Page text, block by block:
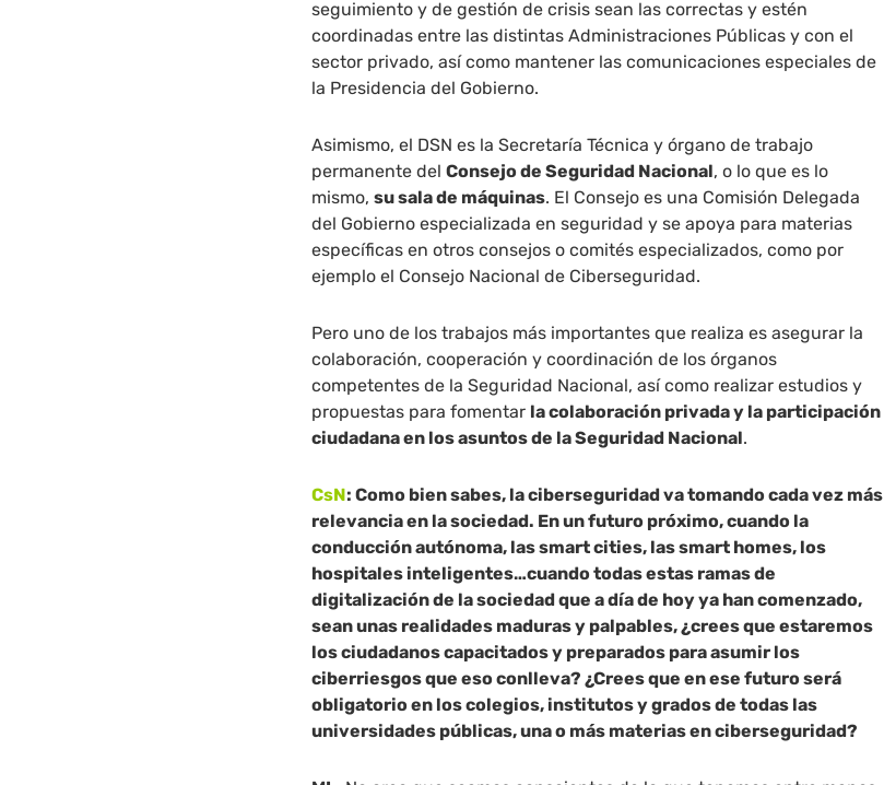
seguimiento y de gestión de crisis sean las correctas y estén
coordinadas entre las distintas Administraciones Públicas y con el
sector privado, así como mantener las comunicaciones especiales de
la Presidencia del Gobierno.
Asimismo, el DSN es la Secretaría Técnica y órgano de trabajo
permanente delConsejo de Seguridad Nacional, o lo que es lo
mismo,su sala de máquinas. El Consejo es una Comisión Delegada
del Gobierno especializada en seguridad y se apoya para materias
específicas en otros consejos o comités especializados, como por
ejemplo el Consejo Nacional de Ciberseguridad.
Pero uno de los trabajos más importantes que realiza es asegurar la
colaboración, cooperación y coordinación de los órganos
competentes de la Seguridad Nacional, así como realizar estudios y
propuestas para fomentar la colaboración privada y la participación
ciudadana en los asuntos de la Seguridad Nacional.
CsN: Como bien sabes, la ciberseguridad va tomando cada vez más
relevancia en la sociedad. En un futuro próximo, cuando la
conducción autónoma, las smart cities, las smart homes, los
hospitales inteligentes…cuando todas estas ramas de
digitalización de la sociedad que a día de hoy ya han comenzado,
sean unas realidades maduras y palpables, ¿crees que estaremos
los ciudadanos capacitados y preparados para asumir los
ciberriesgos que eso conlleva? ¿Crees que en ese futuro será
obligatorio en los colegios, institutos y grados de todas las
universidades públicas, una o más materias en ciberseguridad?